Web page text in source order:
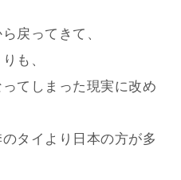
戻ってきて、
も、
てしまった現実に改め
タイより日本の方が多